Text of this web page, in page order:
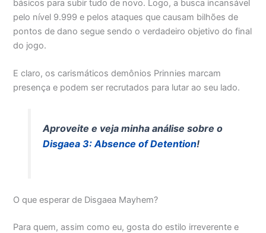
básicos para subir tudo de novo. Logo, a busca incansável
pelo nível 9.999 e pelos ataques que causam bilhões de
pontos de dano segue sendo o verdadeiro objetivo do final
do jogo.
E claro, os carismáticos demônios Prinnies marcam
presença e podem ser recrutados para lutar ao seu lado.
Aproveite e veja minha análise sobre o
Disgaea 3: Absence of Detention!
O que esperar de Disgaea Mayhem?
Para quem, assim como eu, gosta do estilo irreverente e